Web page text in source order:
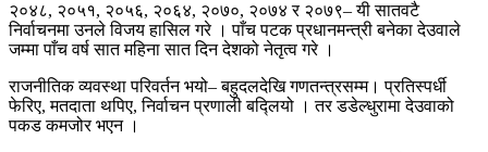
२०४८, २०५१, २०५६, २०६४, २०७०, २०७४ र २०७९– यी सातवटै
निर्वाचनमा उनले विजय हासिल गरे । पाँच पटक प्रधानमन्त्री बनेका देउवाले
जम्मा पाँच वर्ष सात महिना सात दिन देशको नेतृत्व गरे ।
राजनीतिक व्यवस्था परिवर्तन भयो– बहुदलदेखि गणतन्त्रसम्म। प्रतिस्पर्धी
फेरिए, मतदाता थपिए, निर्वाचन प्रणाली बद्लियो । तर डडेल्धुरामा देउवाको
पकड कमजोर भएन ।